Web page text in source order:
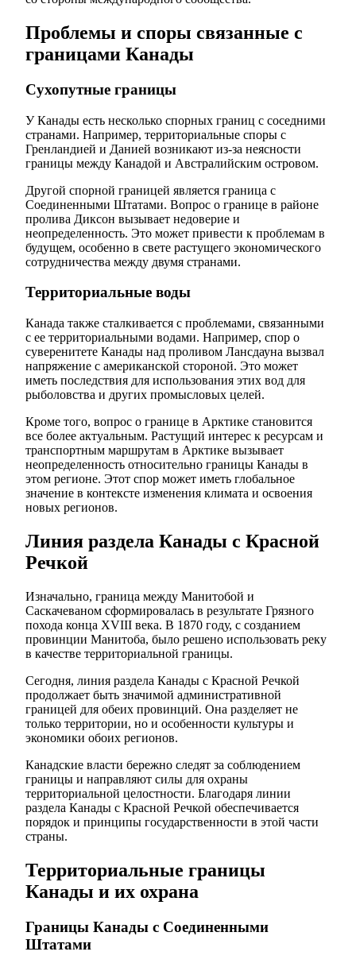
Проблемы и споры связанные с
границами Канады
Сухопутные границы
У Канады есть несколько спорных границ с соседними
странами. Например, территориальные споры с
Гренландией и Данией возникают из-за неясности
границы между Канадой и Австралийским островом.
Другой спорной границей является граница с
Соединенными Штатами. Вопрос о границе в районе
пролива Диксон вызывает недоверие и
неопределенность. Это может привести к проблемам в
будущем, особенно в свете растущего экономического
сотрудничества между двумя странами.
Территориальные воды
Канада также сталкивается с проблемами, связанными
с ее территориальными водами. Например, спор о
суверенитете Канады над проливом Лансдауна вызвал
напряжение с американской стороной. Это может
иметь последствия для использования этих вод для
рыболовства и других промысловых целей.
Кроме того, вопрос о границе в Арктике становится
все более актуальным. Растущий интерес к ресурсам и
транспортным маршрутам в Арктике вызывает
неопределенность относительно границы Канады в
этом регионе. Этот спор может иметь глобальное
значение в контексте изменения климата и освоения
новых регионов.
Линия раздела Канады с Красной
Речкой
Изначально, граница между Манитобой и
Саскачеваном сформировалась в результате Грязного
похода конца XVIII века. В 1870 году, с созданием
провинции Манитоба, было решено использовать реку
в качестве территориальной границы.
Сегодня, линия раздела Канады с Красной Речкой
продолжает быть значимой административной
границей для обеих провинций. Она разделяет не
только территории, но и особенности культуры и
экономики обоих регионов.
Канадские власти бережно следят за соблюдением
границы и направляют силы для охраны
территориальной целостности. Благодаря линии
раздела Канады с Красной Речкой обеспечивается
порядок и принципы государственности в этой части
страны.
Территориальные границы
Канады и их охрана
Границы Канады с Соединенными
Штатами